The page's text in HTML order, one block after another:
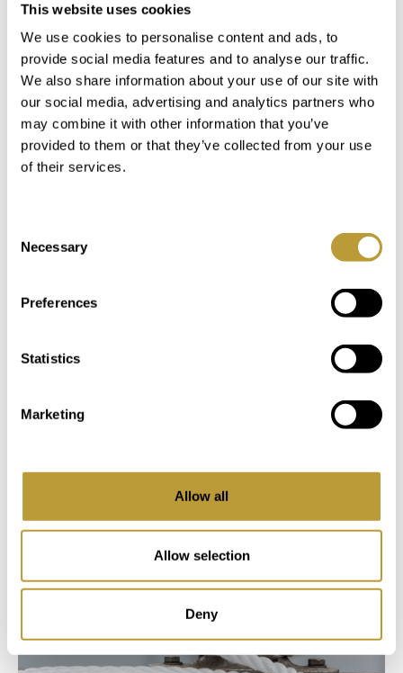
This website uses cookies
We use cookies to personalise content and ads, to
provide social media features and to analyse our traffic.
We also share information about your use of our site with
our social media, advertising and analytics partners who
may combine it with other information that you’ve
provided to them or that they’ve collected from your use
of their services.
Selection
Necessary
Preferences
Statistics
Marketing
Allow all
Allow selection
Deny
der Schutzheiligen Virgen
entgehen lassen sollten, wenn Sie im Juli in
Puerto de Andratx sind, ist das traditionelle
Mehr erfahren